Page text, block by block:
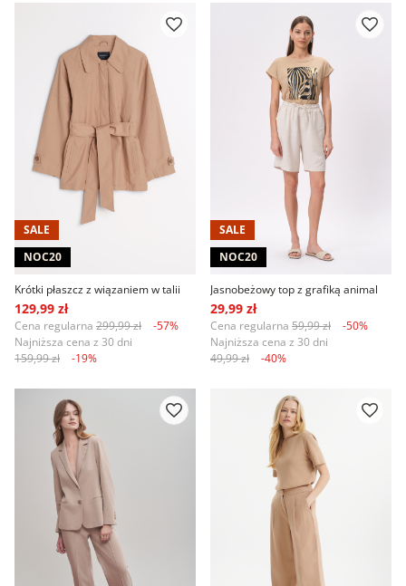
SALE
NOC20
Krótki płaszcz z wiązaniem w talii
129,99 zł
Cena regularna 299,99 zł
-57%
Najniższa cena z 30 dni
159,99 zł
-19%
SALE
NOC20
Jasnobeżowy top z grafiką animal
29,99 zł
Cena regularna 59,99 zł
-50%
Najniższa cena z 30 dni
49,99 zł
-40%